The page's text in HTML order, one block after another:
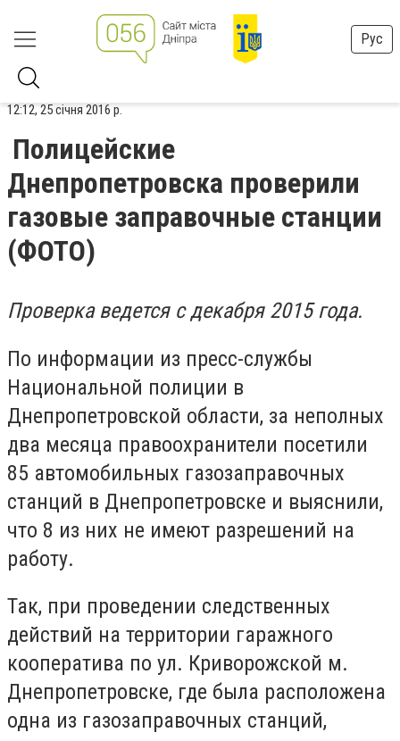
Рус
12:12, 25 січня 2016 р.
Полицейские
Днепропетровска проверили
газовые заправочные станции
(ФОТО)
Проверка ведется с декабря 2015 года.
По информации из пресс-службы
Национальной полиции в
Днепропетровской области, за неполных
два месяца правоохранители посетили
85 автомобильных газозаправочных
станций в Днепропетровске и выяснили,
что 8 из них не имеют разрешений на
работу.
Так, при проведении следственных
действий на территории гаражного
кооператива по ул. Криворожской м.
Днепропетровске, где была расположена
одна из газозаправочных станций,